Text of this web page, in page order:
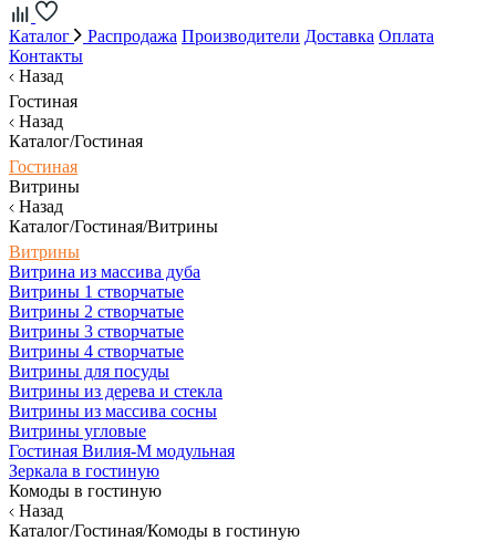
Каталог Распродажа Производители Доставка Оплата
Контакты
Назад
Гостиная
Назад
Каталог/Гостиная
Гостиная
Витрины
Назад
Каталог/Гостиная/Витрины
Витрины
Витрина из массива дуба
Витрины 1 створчатые
Витрины 2 створчатые
Витрины 3 створчатые
Витрины 4 створчатые
Витрины для посуды
Витрины из дерева и стекла
Витрины из массива сосны
Витрины угловые
Гостиная Вилия-М модульная
Зеркала в гостиную
Комоды в гостиную
Назад
Каталог/Гостиная/Комоды в гостиную